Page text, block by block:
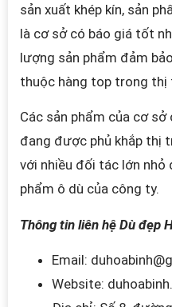
sản xuất khép kín, sản
là cơ sở có báo giá tốt
lượng sản phẩm đảm
thuộc hàng top trong thị
Các sản phẩm của cơ sở
đang được phủ khắp thị
với nhiều đối tác lớn nhỏ
phẩm ô dù của công ty.
Thông tin liên hệ Dù đẹp
Email:
Website: